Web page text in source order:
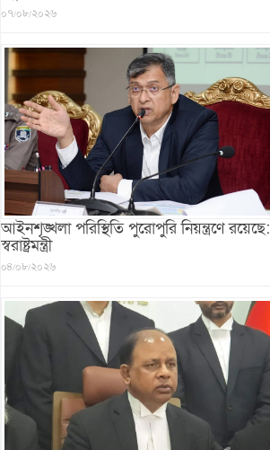
০৭/০৮/২০২৬
আইনশৃঙ্খলা পরিস্থিতি পুরোপুরি নিয়ন্ত্রণে রয়েছে:
স্বরাষ্ট্রমন্ত্রী
০৪/০৮/২০২৬